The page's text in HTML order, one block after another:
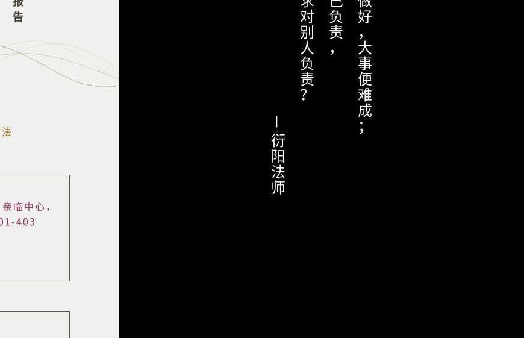
临中心，
403
小事不做好，大事便难成；
— 衍阳法师